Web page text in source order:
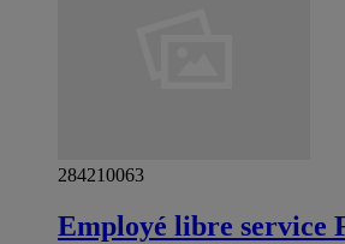
284210063
Employé libre service